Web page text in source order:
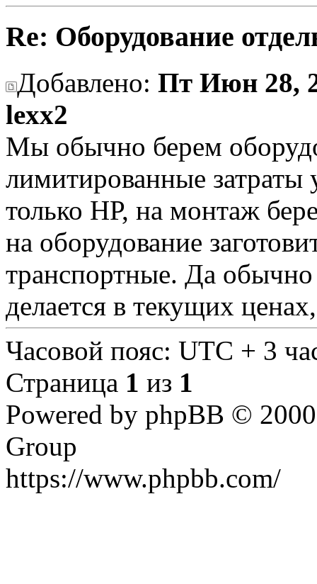
Re: Оборудование
Добавлено: Пт Июн 28,
lexx2
Мы обычно берем
лимитированные затраты
только НР, на монтаж
на оборудование
транспортные. Да обычно
делается в текущих
Часовой пояс: UTC + 3
Страница 1 из 1
Powered by phpBB ©
Group
https://www.phpbb.com/